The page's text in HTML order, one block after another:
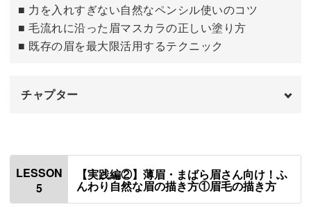
■ 力を入れすぎない自然なペンシル使いのコツ
■ 毛流れに沿った眉マスカラの正しい塗り方
■ 既存の眉を最大限活用するテクニック
チャプター
使用材料・道具
鏡の使い方 01:21
LESSON
5
【実践編②】薄眉・まばら眉さん向け！ふ
んわり自然な眉の描き方①眉毛の描き方